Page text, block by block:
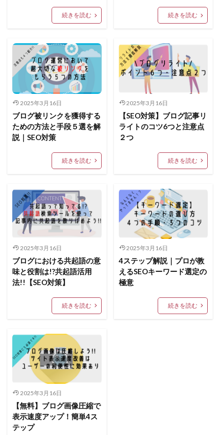
続きを読む 続きを読む
2025年3月16日
ブログ被リンクを獲得する
ための方法と手段５選を解
説｜SEO対策
続きを読む
2025年3月16日
【SEO対策】ブログ記事リ
ライトのコツ6つと注意点
２つ
続きを読む
2025年3月16日
ブログにおける共起語の意
味と役割は!?共起語活用
法!!【SEO対策】
続きを読む
2025年3月16日
4ステップ解説｜プロが教
えるSEOキーワード選定の
極意
続きを読む
2025年3月16日
【無料】ブログ画像圧縮で
表示速度アップ！簡単4ス
テップ